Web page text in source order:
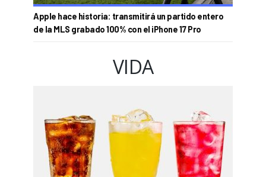
Apple hace historia: transmitirá un partido entero
de la MLS grabado 100% con el iPhone 17 Pro
VIDA